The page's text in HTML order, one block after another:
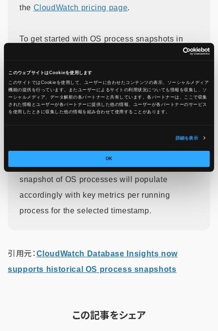
このウェブサイトはCookieを使用します
このサイトではCookieを使用して、ユーザーに合わせたコンテンツの表示、ソーシャルメディア
機能の提供を行っています。またユーザーによるサイトの利用状況についても情報を収集し、ソ
ーシャルメディア、データ解析の各パートナーと共有しています。各パートナーは、ここで収集
された情報とユーザーが各パートナーに提供した他の情報、ユーザーが各パートナーのサービス
を使用したときに収集した他の情報を組み合わせて使用​​することがあります。
詳細を表示
OK
the CloudWatch pricing page.
To get started with OS process snapshots in
enabledRDS Enhanced
MonitoringandDatabase Insights Advanced
mode . From the Database Instance dashboard,
navigate to Database Telemetry and click on
snapshot of OS processes will populate
accordingly with key metrics per running
process for the selected timestamp.
引用元：CloudWatch Database Insights now
supports historical OS process snapshots
この記事をシェア